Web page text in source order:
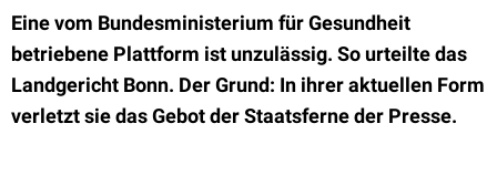
Eine vom Bundesministerium für Gesundheit
betriebene Plattform ist unzulässig. So urteilte das
Landgericht Bonn. Der Grund: In ihrer aktuellen Form
verletzt sie das Gebot der Staatsferne der Presse.